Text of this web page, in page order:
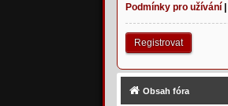
Podmínky pro užívání|
Registrovat
Obsah fóra